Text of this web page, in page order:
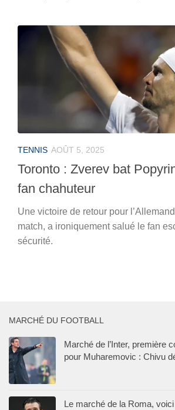
TENNIS AOÛT 5, 2025
Toronto : Zverev bat
fan chahuteur
Une victoire de retour pour
match, a ironiquement salué le fan
sécurité.
MARCHÉ DU FOOTBALL
Marché de l’Inter, première
pour Muharemovic : Chivu
Le marché de la Roma,